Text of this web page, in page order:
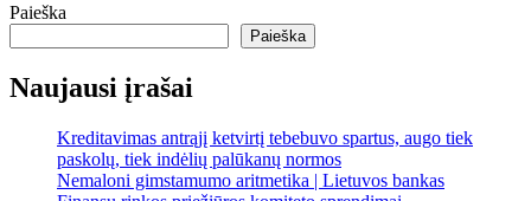
Paieška
Paieška
Naujausi įrašai
Kreditavimas antrąjį ketvirtį tebebuvo spartus, augo tiek
paskolų, tiek indėlių palūkanų normos
Nemaloni gimstamumo aritmetika | Lietuvos bankas